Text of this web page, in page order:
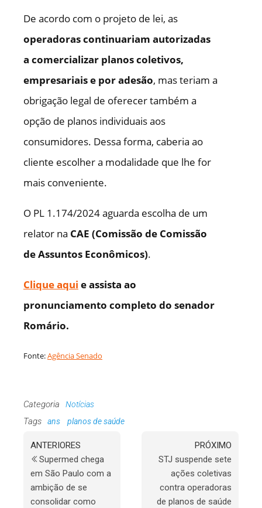
De acordo com o projeto de lei, as
operadoras continuariam autorizadas
a comercializar planos coletivos,
empresariais e por adesão, mas teriam a
obrigação legal de oferecer também a
opção de planos individuais aos
consumidores. Dessa forma, caberia ao
cliente escolher a modalidade que lhe for
mais conveniente.
O PL 1.174/2024 aguarda escolha de um
relator na CAE (Comissão de Comissão
de Assuntos Econômicos).
Clique aqui e assista ao
pronunciamento completo do senador
Romário.
Fonte:Agência Senado
Categoria Notícias
Tags ans planos de saúde
ANTERIORES
Supermed chega
em São Paulo com a
ambição de se
consolidar como
PRÓXIMO
STJ suspende sete
ações coletivas
contra operadoras
de planos de saúde